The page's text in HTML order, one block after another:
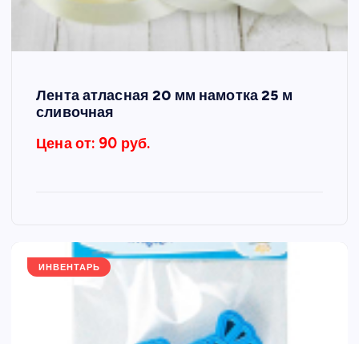
Лента атласная 20 мм намотка 25 м
сливочная
Цена от: 90 руб.
ИНВЕНТАРЬ